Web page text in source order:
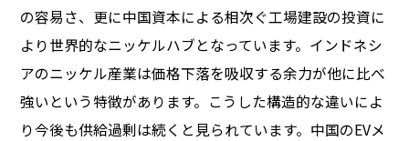
の容易さ、更に中国資本による相次ぐ工場建設の投資に
より世界的なニッケルハブとなっています。インドネシ
アのニッケル産業は価格下落を吸収する余力が他に比べ
強いという特徴があります。こうした構造的な違いによ
り今後も供給過剰は続くと見られています。中国のEVメ